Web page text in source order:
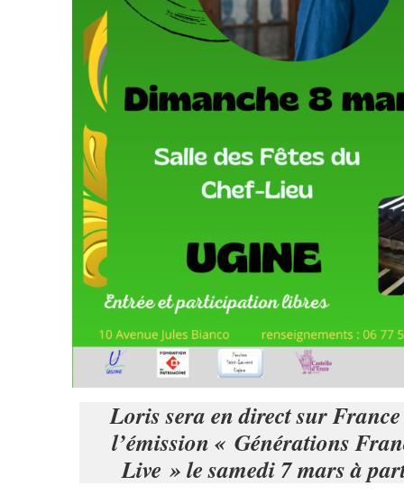
Loris sera en direct sur
l’émission « Générations
Live » le samedi 7 mars à